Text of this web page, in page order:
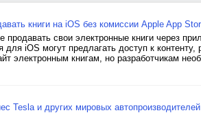
книги на iOS без комиссии Apple App
продавать свои электронные книги через
iOS могут предлагать доступ к
электронным книгам, но разработчикам
Tesla и других мировых